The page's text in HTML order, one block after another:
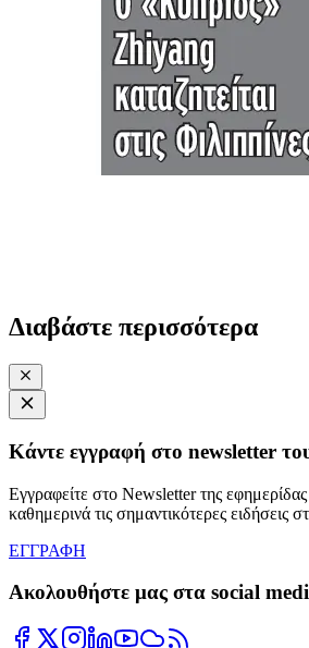
Διαβάστε περισσότερα
Κάντε εγγραφή στο newsletter
Εγγραφείτε στο Newsletter της
καθημερινά τις σημαντικότερες ειδήσεις
ΕΓΓΡΑΦΗ
Ακολουθήστε μας στα social